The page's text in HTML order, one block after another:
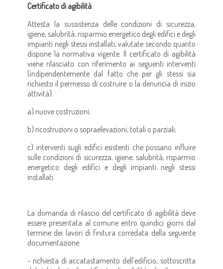
Certificato di agibilità
Attesta la sussistenza delle condizioni di sicurezza,
igiene, salubrità, risparmio energetico degli edifici e degli
impianti negli stessi installati, valutate secondo quanto
dispone la normativa vigente. Il certificato di agibilità
viene rilasciato con riferimento ai seguenti interventi
(indipendentemente dal fatto che per gli stessi sia
richiesto il permesso di costruire o la denuncia di inizio
attività):
a) nuove costruzioni;
b) ricostruzioni o sopraelevazioni, totali o parziali;
c) interventi sugli edifici esistenti che possano influire
sulle condizioni di sicurezza, igiene, salubrità, risparmio
energetico degli edifici e degli impianti negli stessi
installati.
La domanda di rilascio del certificato di agibilità deve
essere presentata al comune entro quindici giorni dal
termine dei lavori di finitura corredata della seguente
documentazione:
- richiesta di accatastamento dell’edificio, sottoscritta